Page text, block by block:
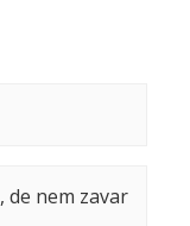
de nem zavar